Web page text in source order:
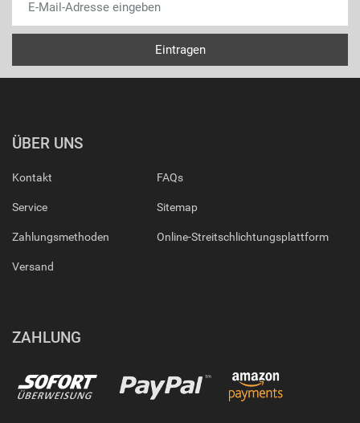
ÜBER UNS
Kontakt
Service
Zahlungsmethoden
Versand
FAQs
Sitemap
Online-Streitschlichtungsplattform
ZAHLUNG